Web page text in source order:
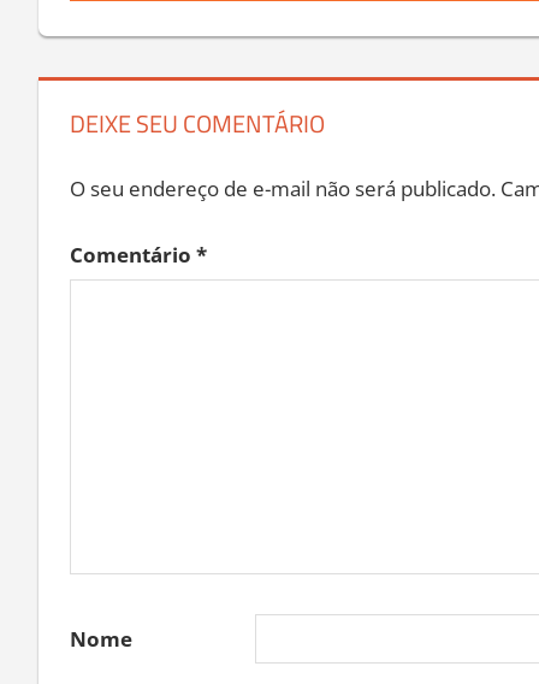
DEIXE SEU COMENTÁRIO
O seu endereço de e-mail não será publicado.
Comentário
Nome